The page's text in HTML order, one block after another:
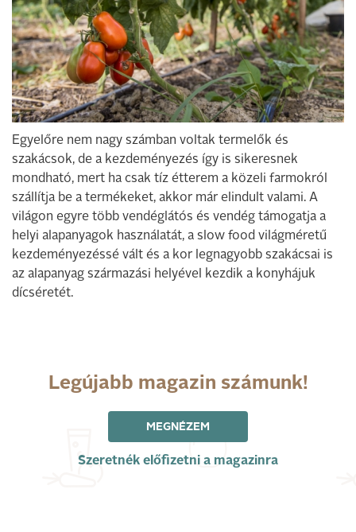
Egyelőre nem nagy számban voltak termelők és
szakácsok, de a kezdeményezés így is sikeresnek
mondható, mert ha csak tíz étterem a közeli farmokról
szállítja be a termékeket, akkor már elindult valami. A
világon egyre több vendéglátós és vendég támogatja a
helyi alapanyagok használatát, a slow food világméretű
kezdeményezéssé vált és a kor legnagyobb szakácsai is
az alapanyag származási helyével kezdik a konyhájuk
dícséretét.
Legújabb magazin számunk!
MEGNÉZEM
Szeretnék előfizetni a magazinra